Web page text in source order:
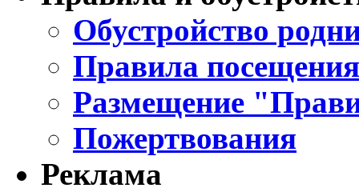
Обустройство
Правила
Размещение
Пожертвования
Реклама